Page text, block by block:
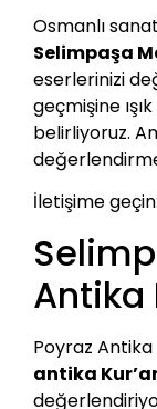
Osmanlı
Selimpaşa
eserlerinizi
geçmişine
belirliyoruz.
İletişime geçin:
Antika
Poyraz
antika